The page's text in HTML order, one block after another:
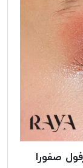
صفورا